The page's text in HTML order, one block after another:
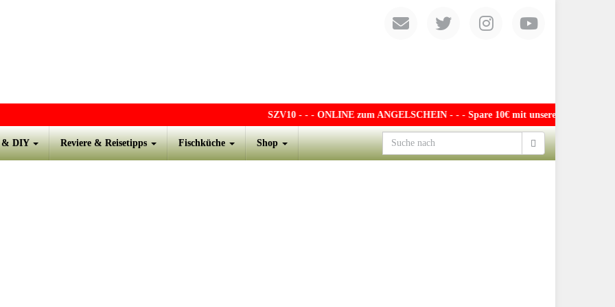
SZV10- - - ONLINE zum ANGELSCHEIN - - - Spare 10€ mit unserem exklusiven
& DIY Reviere & Reisetipps Fischküche Shop